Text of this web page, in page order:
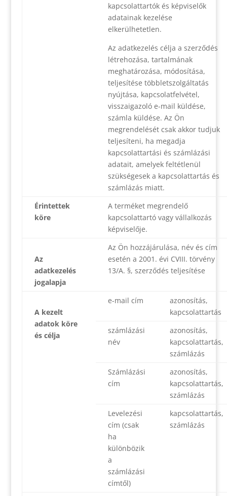
kapcsolattartók és képviselők
adatainak kezelése
elkerülhetetlen.
Az adatkezelés célja a szerződés
létrehozása, tartalmának
meghatározása, módosítása,
teljesítése többletszolgáltatás
nyújtása, kapcsolatfelvétel,
visszaigazoló e-mail küldése,
számla küldése. Az Ön
megrendelését csak akkor tudjuk
teljesíteni, ha megadja
kapcsolattartási és számlázási
adatait, amelyek feltétlenül
szükségesek a kapcsolattartás és
számlázás miatt.
Érintettek
köre
A terméket megrendelő
kapcsolattartó vagy vállalkozás
képviselője.
Az
adatkezelés
jogalapja
Az Ön hozzájárulása, név és cím
esetén a 2001. évi CVIII. törvény
13/A. §, szerződés teljesítése
A kezelt
adatok köre
és célja
e-mail cím
azonosítás,
kapcsolattartás
számlázási
név
azonosítás,
kapcsolattartás,
számlázás
Számlázási
cím
azonosítás,
kapcsolattartás,
számlázás
Levelezési
cím (csak
ha
különbözik
a
számlázási
címtől)
kapcsolattartás,
számlázás